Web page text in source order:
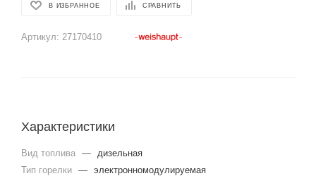
В ИЗБРАННОЕ СРАВНИТЬ
Артикул: 27170410
Характеристики
Вид топлива — дизельная
Тип горелки — электронномодулируемая